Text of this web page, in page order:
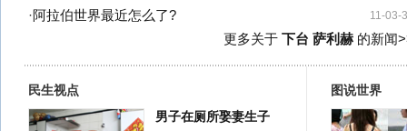
11-03-
·阿拉伯世界最近怎么了?
更多关于 下台 萨利赫的新闻
民生视点
男子在厕所娶妻生子
图说世界